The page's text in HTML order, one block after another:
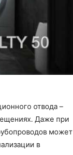
отвода –
Даже при
может
в